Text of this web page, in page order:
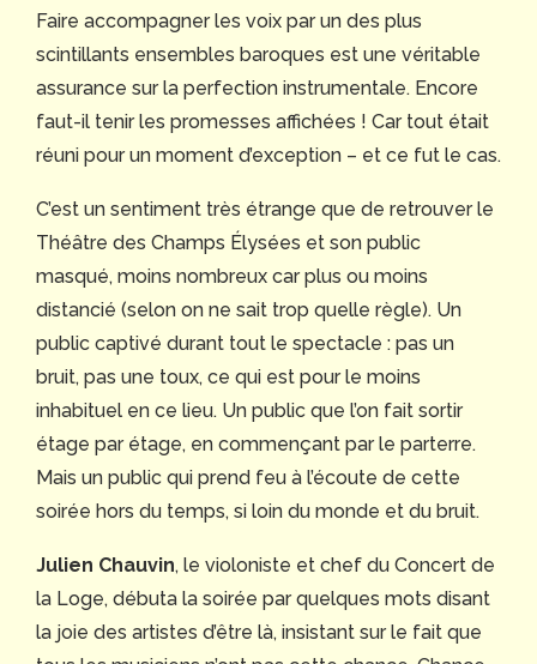
Faire accompagner les voix par un des plus
scintillants ensembles baroques est une véritable
assurance sur la perfection instrumentale. Encore
faut-il tenir les promesses affichées ! Car tout était
réuni pour un moment d’exception – et ce fut le cas.
C’est un sentiment très étrange que de retrouver le
Théâtre des Champs Élysées et son public
masqué, moins nombreux car plus ou moins
distancié (selon on ne sait trop quelle règle). Un
public captivé durant tout le spectacle : pas un
bruit, pas une toux, ce qui est pour le moins
inhabituel en ce lieu. Un public que l’on fait sortir
étage par étage, en commençant par le parterre.
Mais un public qui prend feu à l’écoute de cette
soirée hors du temps, si loin du monde et du bruit.
Julien Chauvin, le violoniste et chef du Concert de
la Loge, débuta la soirée par quelques mots disant
la joie des artistes d’être là, insistant sur le fait que